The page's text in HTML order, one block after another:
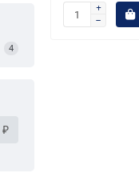
4
₽